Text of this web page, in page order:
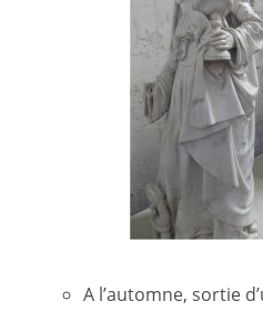
A l’automne, sortie